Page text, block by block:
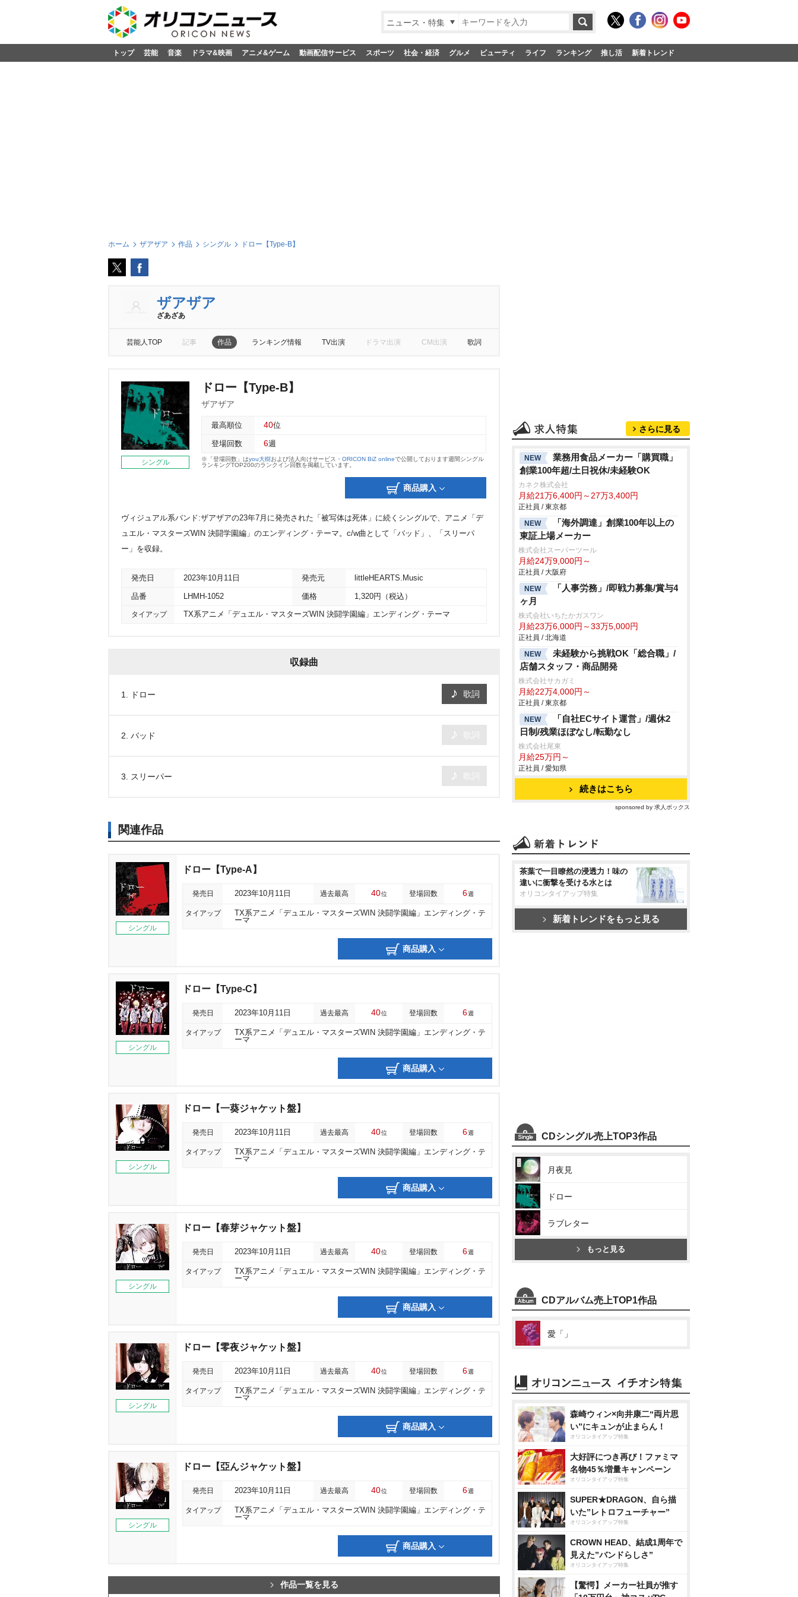
ニュース・特集
トップ 芸能 音楽 ドラマ&映画 アニメ&ゲーム 動画配信サービス スポーツ 社会・経済 グルメ ビューティ ライフ ランキング 推し活 新着トレンド
ホーム ザアザア 作品 シングル ドロー【Type-B】
ザアザア
ざあざあ
芸能人TOP 記事 作品 ランキング情報 TV出演 ドラマ出演 CM出演 歌詞
シングル
ドロー【Type-B】
ザアザア
最高順位 40位
登場回数 6週
※「登場回数」はyou大樹および法人向けサービス・ ORICON BiZ onlineで公開しております週間シングル
ランキングTOP200のランクイン回数を掲載しています。
商品購入
ヴィジュアル系バンド:ザアザアの23年7月に発売された「被写体は死体」に続くシングルで、アニメ「デ
ュエル・マスターズWIN 決闘学園編」のエンディング・テーマ。c/w曲として「バッド」、「スリーパ
ー」を収録。
発売日 2023年10月11日 発売元 littleHEARTS.Music
品番 LHMH-1052 価格 1,320円（税込）
タイアップ TX系アニメ「デュエル・マスターズWIN 決闘学園編」エンディング・テーマ
収録曲
1. ドロー 歌詞
2. バッド
3. スリーパー
関連作品
シングル
ドロー【Type-A】
発売日 2023年10月11日 過去最高 40位 登場回数 6週
タイアップ
TX系アニメ「デュエル・マスターズWIN 決闘学園編」エンディング・テ
ーマ
商品購入
シングル
ドロー【Type-C】
発売日 2023年10月11日 過去最高 40位 登場回数 6週
タイアップ
TX系アニメ「デュエル・マスターズWIN 決闘学園編」エンディング・テ
ーマ
商品購入
シングル
ドロー【一葵ジャケット盤】
発売日 2023年10月11日 過去最高 40位 登場回数 6週
タイアップ
TX系アニメ「デュエル・マスターズWIN 決闘学園編」エンディング・テ
ーマ
商品購入
シングル
ドロー【春芽ジャケット盤】
発売日 2023年10月11日 過去最高 40位 登場回数 6週
タイアップ
TX系アニメ「デュエル・マスターズWIN 決闘学園編」エンディング・テ
ーマ
商品購入
シングル
ドロー【零夜ジャケット盤】
発売日 2023年10月11日 過去最高 40位 登場回数 6週
タイアップ
TX系アニメ「デュエル・マスターズWIN 決闘学園編」エンディング・テ
ーマ
商品購入
シングル
ドロー【亞んジャケット盤】
発売日 2023年10月11日 過去最高 40位 登場回数 6週
タイアップ
TX系アニメ「デュエル・マスターズWIN 決闘学園編」エンディング・テ
ーマ
商品購入
作品一覧を見る
さらに見る
NEW
業務用食品メーカー「購買職」
創業100年超/土日祝休/未経験OK
カネク株式会社
月給21万6,400円～27万3,400円
正社員 / 東京都
NEW
「海外調達」創業100年以上の
東証上場メーカー
株式会社スーパーツール
月給24万9,000円～
正社員 / 大阪府
NEW
「人事労務」/即戦力募集/賞与4
ヶ月
株式会社いちたかガスワン
月給23万6,000円～33万5,000円
正社員 / 北海道
NEW
未経験から挑戦OK「総合職」/
店舗スタッフ・商品開発
株式会社サカガミ
月給22万4,000円～
正社員 / 東京都
NEW
「自社ECサイト運営」/週休2
日制/残業ほぼなし/転勤なし
株式会社尾東
月給25万円～
正社員 / 愛知県
続きはこちら
sponsored by 求人ボックス
茶葉で一目瞭然の浸透力！味の
違いに衝撃を受ける水とは
オリコンタイアップ特集
新着トレンドをもっと見る
CDシングル売上TOP3作品
月夜見
ドロー
ラブレター
もっと見る
CDアルバム売上TOP1作品
愛「」
森崎ウィン×向井康二“両片思
い”にキュンが止まらん！
オリコンタイアップ特集
大好評につき再び！ファミマ
名物45％増量キャンペーン
オリコンタイアップ特集
SUPER★DRAGON、自ら描
いた”レトロフューチャー”
オリコンタイアップ特集
CROWN HEAD、結成1周年で
見えた”バンドらしさ”
オリコンタイアップ特集
【驚愕】メーカー社員が推す